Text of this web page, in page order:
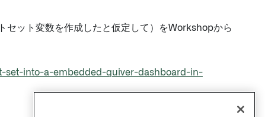
セット変数を作成したと仮定して）をWorkshopから
set-into-a-embedded-quiver-dashboard-in-